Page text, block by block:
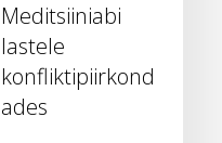
Meditsiiniabi
lastele
konfliktipiirkond
ades